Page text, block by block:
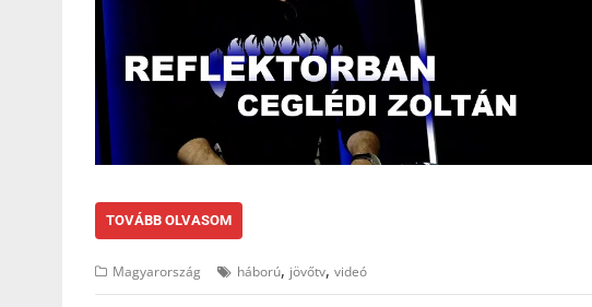
TOVÁBB OLVASOM
Magyarország háború, jövőtv, videó